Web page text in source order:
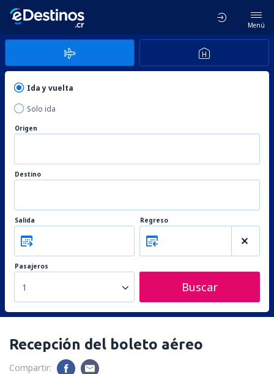
Menú
Ida y vuelta
Solo ida
Origen
Destino
Salida Regreso
Pasajeros
1 Buscar
Recepción del boleto aéreo
Compartir: